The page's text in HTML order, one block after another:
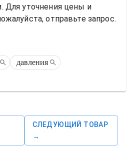
Для уточнения цены и
отправьте запрос.
давления
СЛЕДУЮЩИЙ ТОВАР
→